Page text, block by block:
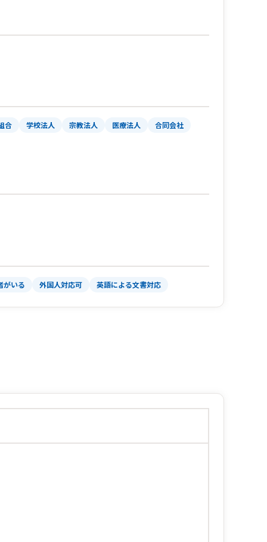
合 学校法人 宗教法人 医療法人 合同会社
がいる 外国人対応可 英語による文書対応